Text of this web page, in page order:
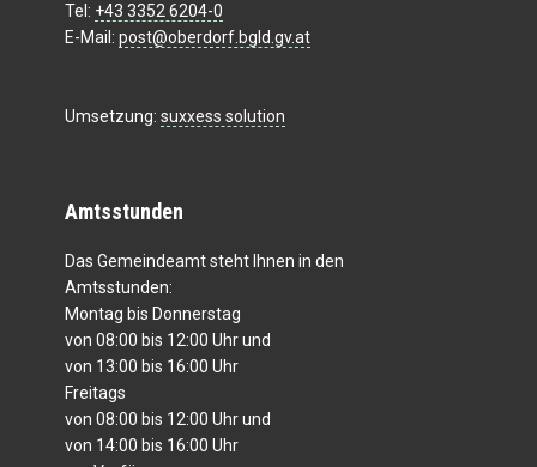
Tel: +43 3352 6204-0
E-Mail: post@oberdorf.bgld.gv.at
Umsetzung: suxxess solution
Amtsstunden
Das Gemeindeamt steht Ihnen in den
Amtsstunden:
Montag bis Donnerstag
von 08:00 bis 12:00 Uhr und
von 13:00 bis 16:00 Uhr
Freitags
von 08:00 bis 12:00 Uhr und
von 14:00 bis 16:00 Uhr